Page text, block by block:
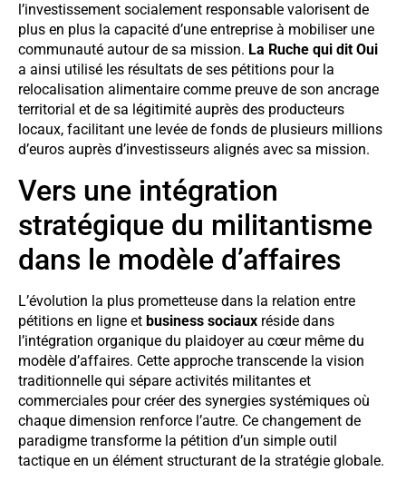
l’investissement socialement responsable valorisent de
plus en plus la capacité d’une entreprise à mobiliser une
communauté autour de sa mission. La Ruche qui dit Oui
a ainsi utilisé les résultats de ses pétitions pour la
relocalisation alimentaire comme preuve de son ancrage
territorial et de sa légitimité auprès des producteurs
locaux, facilitant une levée de fonds de plusieurs millions
d’euros auprès d’investisseurs alignés avec sa mission.
Vers une intégration
stratégique du militantisme
dans le modèle d’affaires
L’évolution la plus prometteuse dans la relation entre
pétitions en ligne et business sociaux réside dans
l’intégration organique du plaidoyer au cœur même du
modèle d’affaires. Cette approche transcende la vision
traditionnelle qui sépare activités militantes et
commerciales pour créer des synergies systémiques où
chaque dimension renforce l’autre. Ce changement de
paradigme transforme la pétition d’un simple outil
tactique en un élément structurant de la stratégie globale.